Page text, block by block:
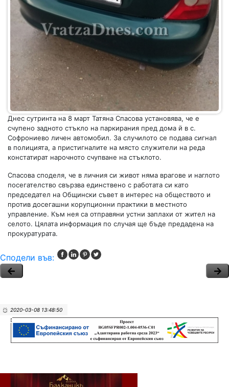
Днес сутринта на 8 март Татяна Спасова установява, че е
счупено задното стъкло на паркирания пред дома й в с.
Софрониево личен автомобил. За случилото се подава сигнал
в полицията, а пристигналите на място служители на реда
констатират нарочното счупване на стъклото.
Спасова споделя, че в личния си живот няма врагове и наглото
посегателство свързва единствено с работата си като
председател на Общински съвет в интерес на обществото и
против досегашни корупционни практики в местното
управление. Към нея са отправяни устни заплахи от жител на
селото. Цялата информация по случая ще бъде предадена на
прокуратурата.
Сподели във:
2020-03-08 13:48:50